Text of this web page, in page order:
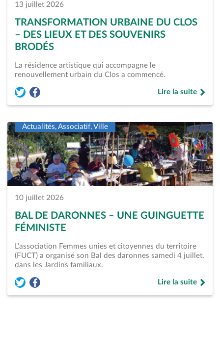
13 juillet 2026
TRANSFORMATION URBAINE DU CLOS
– DES LIEUX ET DES SOUVENIRS
BRODÉS
La résidence artistique qui accompagne le
renouvellement urbain du Clos a commencé.
Partager l'article « Transformation urbaine du Clos
Partager l'article « Transformation urbaine du Clos
Lire la suite
de «
Actualités, Associatif, Ville
10 juillet 2026
BAL DE DARONNES – UNE GUINGUETTE
FÉMINISTE
L’association Femmes unies et citoyennes du territoire
(FUCT) a organisé son Bal des daronnes samedi 4 juillet,
dans les Jardins familiaux.
Partager l'article « Bal de daronnes &#8211; Une
Partager l'article « Bal de daronnes &#8211; Une
Lire la suite
de « Bal de